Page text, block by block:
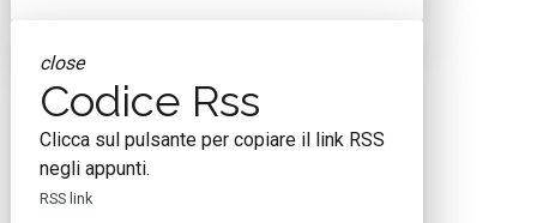
close
Codice Rss
Clicca sul pulsante per copiare il link RSS
negli appunti.
RSS link